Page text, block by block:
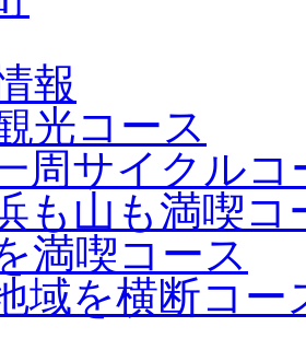
報
光コース
周サイクルコ
も山も満喫コ
満喫コース
域を横断コー